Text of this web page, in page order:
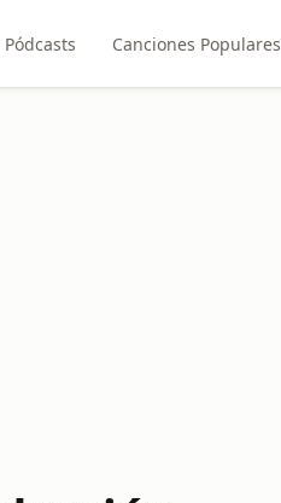
Pódcasts Canciones Populares